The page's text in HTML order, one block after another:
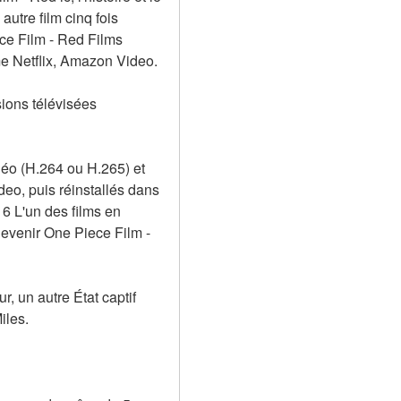
film cinq fois
Film - Red Films
Netflix, Amazon Video.
télévisées
(H.264 ou H.265) et
puis réinstallés dans
L'un des films en
One Piece Film -
un autre État captif